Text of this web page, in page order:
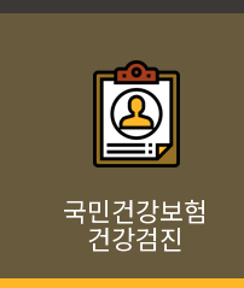
국민건강보험
건강검진